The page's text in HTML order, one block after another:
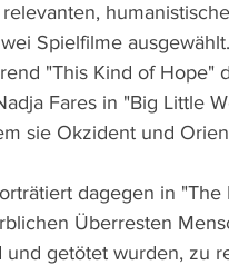
Spielfilme
"This Kind of
Fares in "Big Little
sie Okzident und
dagegen in
Überresten
und getötet wurden, zu